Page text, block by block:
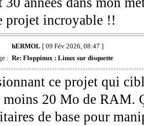
projet incroyable !!
hERMOL [ 09 Fév 2026, 08:47 ]
: Re: Floppinux : Linux sur disquette
ce projet qui
moins 20 Mo de RAM.
de base pour